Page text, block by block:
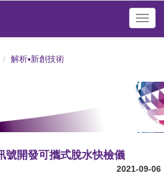
解析▪新創技術
號開發可攜式脫水快檢儀
2021-09-06